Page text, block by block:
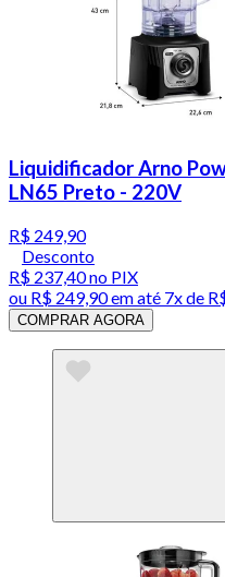
Liquidificador Arno
LN65 Preto - 220V
R$ 249,90
Desconto
R$ 237,40no PIX
ou R$ 249,90em até 7x de
COMPRAR AGORA